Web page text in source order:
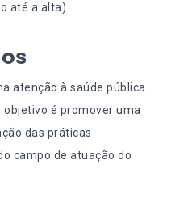
até a alta).
atenção à saúde pública
objetivo é promover uma
das práticas
campo de atuação do